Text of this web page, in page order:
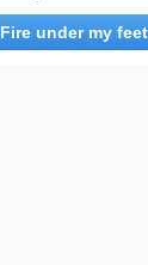
Fire under my